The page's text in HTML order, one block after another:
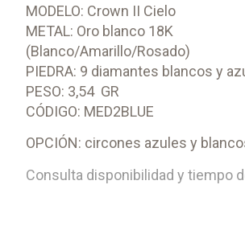
MODELO: Crown II Cielo
METAL: Oro blanco 18K
(Blanco/Amarillo/Rosado)
PIEDRA: 9 diamantes blancos y
PESO: 3,54 GR
CÓDIGO: MED2BLUE
OPCIÓN: circones azules y
Consulta disponibilidad y tiempo